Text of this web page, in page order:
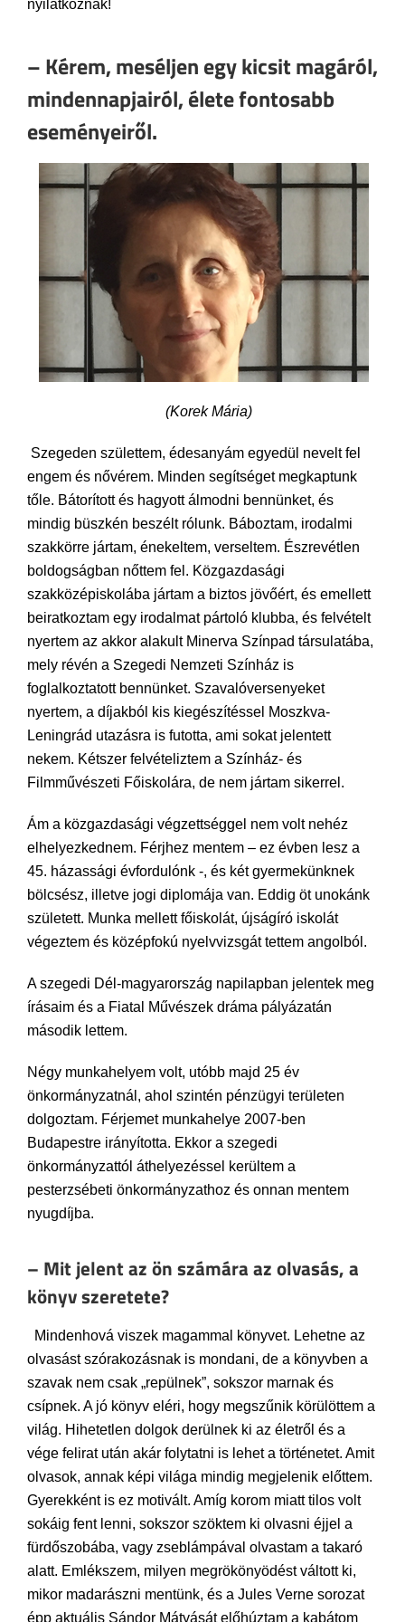
nyilatkoznak!
– Kérem, meséljen egy kicsit magáról,
mindennapjairól, élete fontosabb
eseményeiről.
(Korek Mária)
Szegeden születtem, édesanyám egyedül nevelt fel
engem és nővérem. Minden segítséget megkaptunk
tőle. Bátorított és hagyott álmodni bennünket, és
mindig büszkén beszélt rólunk. Báboztam, irodalmi
szakkörre jártam, énekeltem, verseltem. Észrevétlen
boldogságban nőttem fel. Közgazdasági
szakközépiskolába jártam a biztos jövőért, és emellett
beiratkoztam egy irodalmat pártoló klubba, és felvételt
nyertem az akkor alakult Minerva Színpad társulatába,
mely révén a Szegedi Nemzeti Színház is
foglalkoztatott bennünket. Szavalóversenyeket
nyertem, a díjakból kis kiegészítéssel Moszkva-
Leningrád utazásra is futotta, ami sokat jelentett
nekem. Kétszer felvételiztem a Színház- és
Filmművészeti Főiskolára, de nem jártam sikerrel.
Ám a közgazdasági végzettséggel nem volt nehéz
elhelyezkednem. Férjhez mentem – ez évben lesz a
45. házassági évfordulónk -, és két gyermekünknek
bölcsész, illetve jogi diplomája van. Eddig öt unokánk
született. Munka mellett főiskolát, újságíró iskolát
végeztem és középfokú nyelvvizsgát tettem angolból.
A szegedi Dél-magyarország napilapban jelentek meg
írásaim és a Fiatal Művészek dráma pályázatán
második lettem.
Négy munkahelyem volt, utóbb majd 25 év
önkormányzatnál, ahol szintén pénzügyi területen
dolgoztam. Férjemet munkahelye 2007-ben
Budapestre irányította. Ekkor a szegedi
önkormányzattól áthelyezéssel kerültem a
pesterzsébeti önkormányzathoz és onnan mentem
nyugdíjba.
– Mit jelent az ön számára az olvasás, a
könyv szeretete?
Mindenhová viszek magammal könyvet. Lehetne az
olvasást szórakozásnak is mondani, de a könyvben a
szavak nem csak „repülnek”, sokszor marnak és
csípnek. A jó könyv eléri, hogy megszűnik körülöttem a
világ. Hihetetlen dolgok derülnek ki az életről és a
vége felirat után akár folytatni is lehet a történetet. Amit
olvasok, annak képi világa mindig megjelenik előttem.
Gyerekként is ez motivált. Amíg korom miatt tilos volt
sokáig fent lenni, sokszor szöktem ki olvasni éjjel a
fürdőszobába, vagy zseblámpával olvastam a takaró
alatt. Emlékszem, milyen megrökönyödést váltott ki,
mikor madarászni mentünk, és a Jules Verne sorozat
épp aktuális Sándor Mátyását előhúztam a kabátom